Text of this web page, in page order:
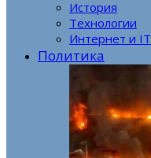
История
Технологии
Интернет и IT
Политика